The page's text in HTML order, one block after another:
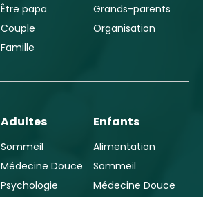
Être papa
Couple
Famille
Grands-parents
Organisation
Adultes
Sommeil
Médecine Douce
Psychologie
Enfants
Alimentation
Sommeil
Médecine Douce